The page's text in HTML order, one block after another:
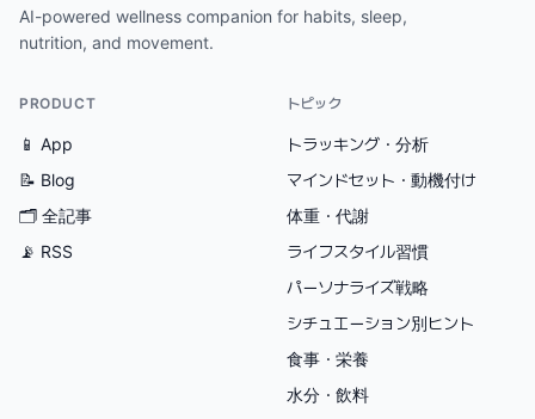
AI-powered wellness companion for habits, sleep,
nutrition, and movement.
PRODUCT
📱 App
📝 Blog
🗂 全記事
📡 RSS
トピック
トラッキング・分析
マインドセット・動機付け
体重・代謝
ライフスタイル習慣
パーソナライズ戦略
シチュエーション別ヒント
食事・栄養
水分・飲料